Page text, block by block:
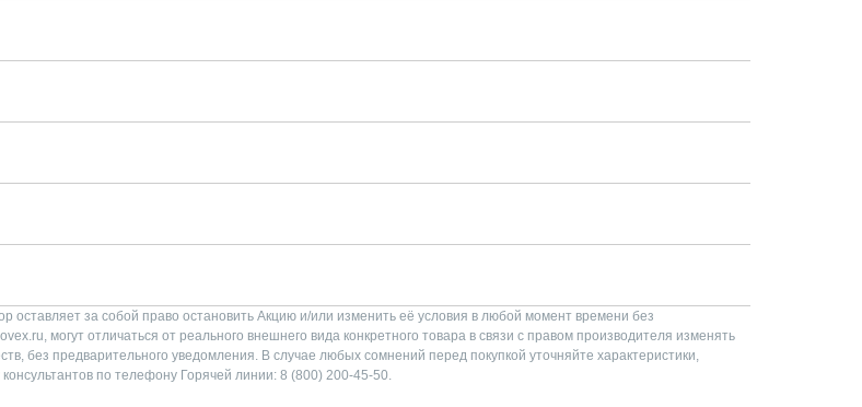
оставляет за собой право остановить Акцию и/или изменить её условия в любой момент времени без
могут отличаться от реального внешнего вида конкретного товара в связи с правом производителя изменять
без предварительного уведомления. В случае любых сомнений перед покупкой уточняйте характеристики,
по телефону Горячей линии: 8 (800) 200-45-50.